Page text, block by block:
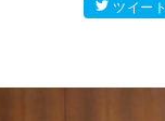
ツイート